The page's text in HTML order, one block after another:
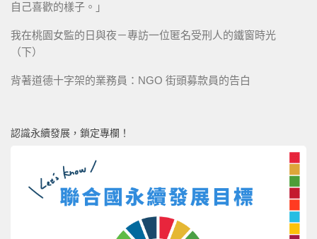
自己喜歡的樣子。」
我在桃園女監的日與夜－專訪一位匿名受刑人的鐵窗時光
（下）
背著道德十字架的業務員：NGO 街頭募款員的告白
認識永續發展，鎖定專欄！